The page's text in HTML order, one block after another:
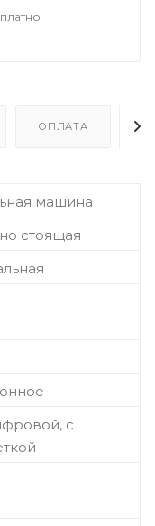
ОПЛАТА
машина
стоящая
с